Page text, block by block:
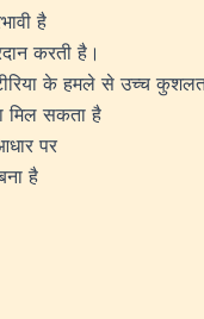
है
करती है।
के हमले से उच्च
मिल सकता है
पर
है